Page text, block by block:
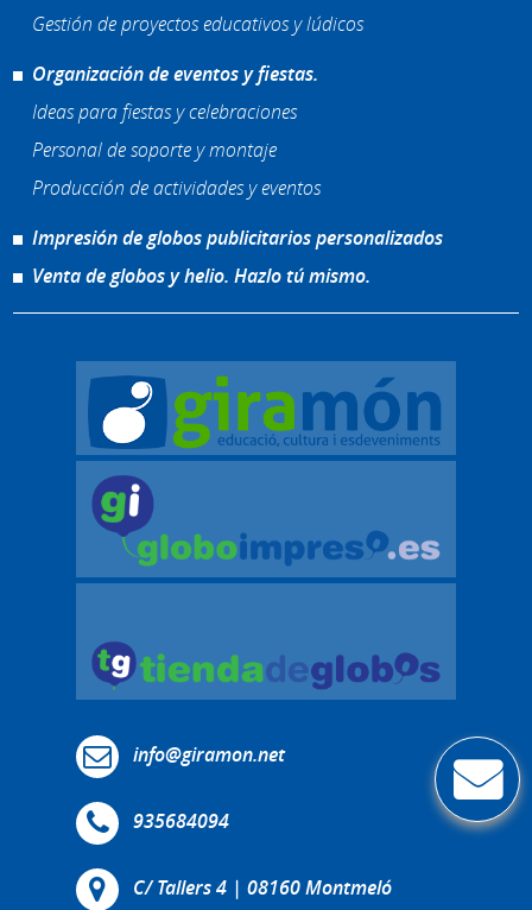
Gestión de proyectos educativos y lúdicos
Organización de eventos y fiestas.
Ideas para fiestas y celebraciones
Personal de soporte y montaje
Producción de actividades y eventos
Impresión de globos publicitarios personalizados
Venta de globos y helio. Hazlo tú mismo.
info@giramon.net
935684094
C/ Tallers 4 | 08160 Montmeló